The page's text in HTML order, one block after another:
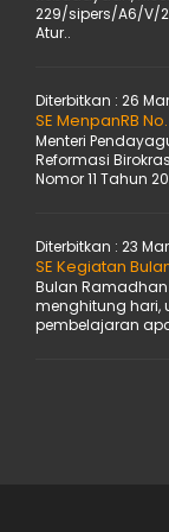
229/sipers/A6/V/
Atur..
Diterbitkan : 26
SE MenpanRB
Menteri
Reformasi
Nomor 11 Tahun
Diterbitkan : 23
SE Kegiatan
Bulan Ramadhan
menghitung hari,
pembelajaran